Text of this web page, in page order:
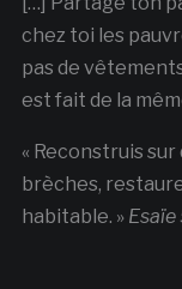
chez toi les
pas de
est fait de la
« Reconstruis
brèches,
habitable. » Esaïe